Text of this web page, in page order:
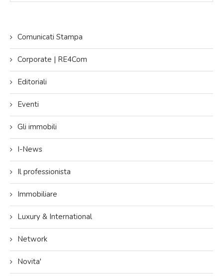
Comunicati Stampa
Corporate | RE4Com
Editoriali
Eventi
Gli immobili
I-News
Il professionista
Immobiliare
Luxury & International
Network
Novita'